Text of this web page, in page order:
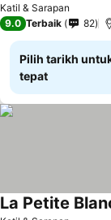
Katil & Sarapan
9.0 Terbaik 82
Pilih tarikh
tepat
La Petite